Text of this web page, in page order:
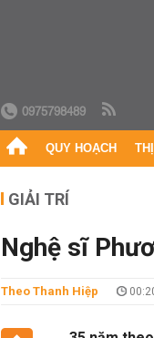
0975798489
QUY HOẠCH
GIẢI TRÍ
Nghệ sĩ
Theo Thanh Hiệp